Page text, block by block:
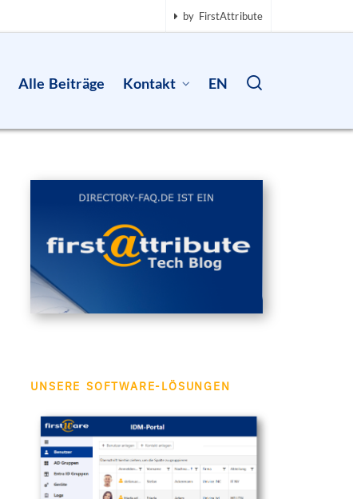
by FirstAttribute
Alle Beiträge Kontakt EN
UNSERE SOFTWARE-LÖSUNGEN